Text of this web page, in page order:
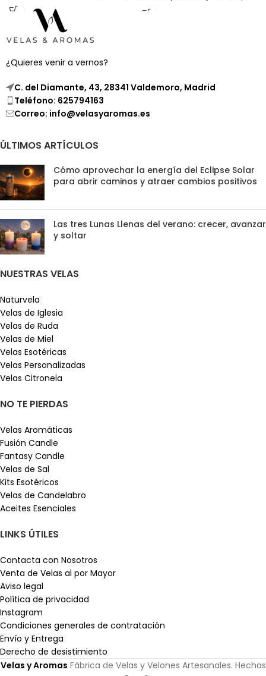
te ayudará a mejorar la
concentración y aclarar la
de un día agotador.
¿Quieres venir a vernos?
C. del Diamante, 43, 28341 Valdemoro, Madrid
Teléfono: 625794163
Correo: info@velasyaromas.es
ÚLTIMOS ARTÍCULOS
Cómo aprovechar la energía del Eclipse Solar
para abrir caminos y atraer cambios positivos
Las tres Lunas Llenas del verano: crecer, avanzar
y soltar
NUESTRAS VELAS
Naturvela
Velas de Iglesia
Velas de Ruda
Velas de Miel
Velas Esotéricas
Velas Personalizadas
Velas Citronela
NO TE PIERDAS
Velas Aromáticas
Fusión Candle
Fantasy Candle
Velas de Sal
Kits Esotéricos
Velas de Candelabro
Aceites Esenciales
LINKS ÚTILES
Contacta con Nosotros
Venta de Velas al por Mayor
Aviso legal
Política de privacidad
Instagram
Condiciones generales de contratación
Envío y Entrega
Derecho de desistimiento
Velas y Aromas Fábrica de Velas y Velones Artesanales. Hechas